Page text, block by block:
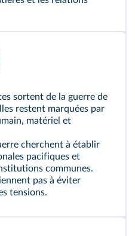
sortent de la guerre de
restent marquées par
matériel et
cherchent à établir
pacifiques et
communes.
pas à éviter
tensions.